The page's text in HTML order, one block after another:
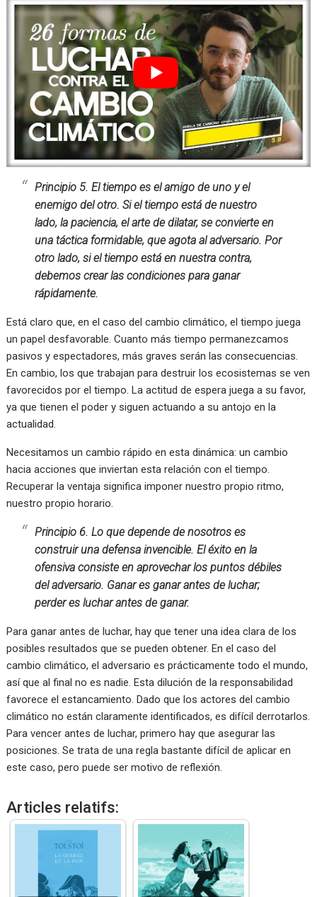
Principio 5. El tiempo es el amigo de uno y el
enemigo del otro. Si el tiempo está de nuestro
lado, la paciencia, el arte de dilatar, se convierte en
una táctica formidable, que agota al adversario. Por
otro lado, si el tiempo está en nuestra contra,
debemos crear las condiciones para ganar
rápidamente.
Está claro que, en el caso del cambio climático, el tiempo juega
un papel desfavorable. Cuanto más tiempo permanezcamos
pasivos y espectadores, más graves serán las consecuencias.
En cambio, los que trabajan para destruir los ecosistemas se ven
favorecidos por el tiempo. La actitud de espera juega a su favor,
ya que tienen el poder y siguen actuando a su antojo en la
actualidad.
Necesitamos un cambio rápido en esta dinámica: un cambio
hacia acciones que inviertan esta relación con el tiempo.
Recuperar la ventaja significa imponer nuestro propio ritmo,
nuestro propio horario.
Principio 6. Lo que depende de nosotros es
construir una defensa invencible. El éxito en la
ofensiva consiste en aprovechar los puntos débiles
del adversario. Ganar es ganar antes de luchar;
perder es luchar antes de ganar.
Para ganar antes de luchar, hay que tener una idea clara de los
posibles resultados que se pueden obtener. En el caso del
cambio climático, el adversario es prácticamente todo el mundo,
así que al final no es nadie. Esta dilución de la responsabilidad
favorece el estancamiento. Dado que los actores del cambio
climático no están claramente identificados, es difícil derrotarlos.
Para vencer antes de luchar, primero hay que asegurar las
posiciones. Se trata de una regla bastante difícil de aplicar en
este caso, pero puede ser motivo de reflexión.
Articles relatifs: